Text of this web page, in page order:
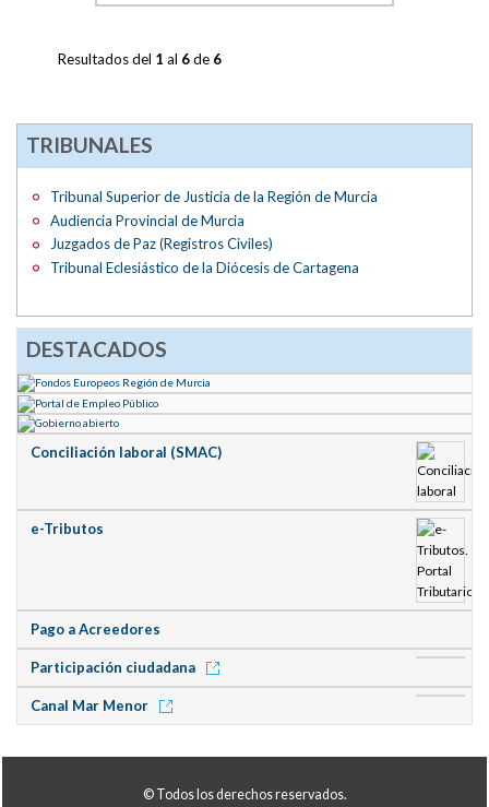
Resultados del 1 al 6de 6
TRIBUNALES
Tribunal Superior de Justicia de la Región de Murcia
Audiencia Provincial de Murcia
Juzgados de Paz (Registros Civiles)
Tribunal Eclesiástico de la Diócesis de Cartagena
DESTACADOS
Conciliación laboral (SMAC)
e-Tributos
Pago a Acreedores
Participación ciudadana
Canal Mar Menor
© Todos los derechos reservados.